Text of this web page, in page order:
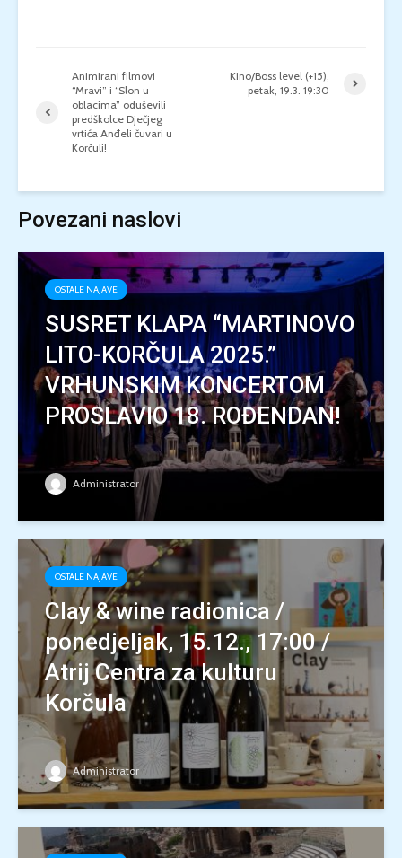
Animirani filmovi
“Mravi” i “Slon u
oblacima” oduševili
predškolce Dječjeg
vrtića Anđeli čuvari u
Korčuli!
Kino/Boss level (+15),
petak, 19.3. 19:30
Povezani naslovi
OSTALE NAJAVE
SUSRET KLAPA “MARTINOVO
LITO-KORČULA 2025.”
VRHUNSKIM KONCERTOM
PROSLAVIO 18. ROĐENDAN!
Administrator
OSTALE NAJAVE
Clay & wine radionica /
ponedjeljak, 15.12., 17:00 /
Atrij Centra za kulturu
Korčula
Administrator